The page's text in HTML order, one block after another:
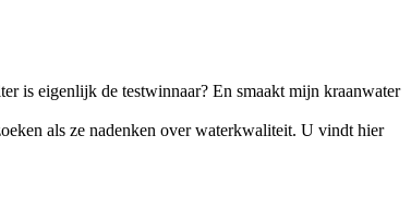
is eigenlijk de testwinnaar? En smaakt mijn kraanwater
als ze nadenken over waterkwaliteit. U vindt hier